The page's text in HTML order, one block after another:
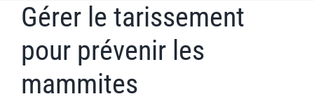
HOME
OUR SERVICES
Gérer le tarissement
pour prévenir les
mammites